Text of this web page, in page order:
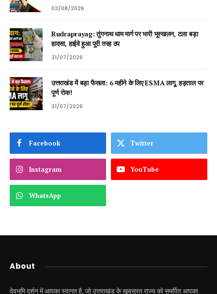
03/08/2026
Rudraprayag: तुंगनाथ धाम मार्ग पर भारी भूस्खलन, टला बड़ा
हादसा, हाईवे हुआ पूरी तरह ठप
31/07/2026
उत्तराखंड में बड़ा फैसला: 6 महीने के लिए ESMA लागू, हड़ताल पर
पूर्ण रोक!
31/07/2026
Facebook Twitter
Instagram YouTube
WhatsApp
About
देवभूमि दर्शन में आपका स्वागत है, जो उत्तराखंड के खूबसूरत राज्य को समर्पित आपका